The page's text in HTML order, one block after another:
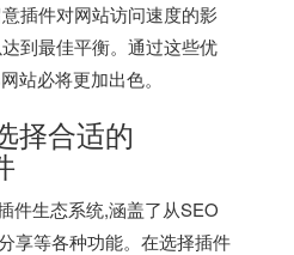
插件对网站访问速度的影
到最佳平衡。通过这些优
站必将更加出色。
择合适的
件生态系统,涵盖了从SEO
享等各种功能。在选择插件